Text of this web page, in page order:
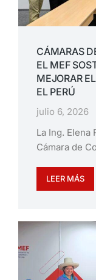
CÁMARAS
EL MEF
MEJORAR
EL PERÚ
julio 6, 2026
La Ing. Elena
Cámara de
LEER MÁS